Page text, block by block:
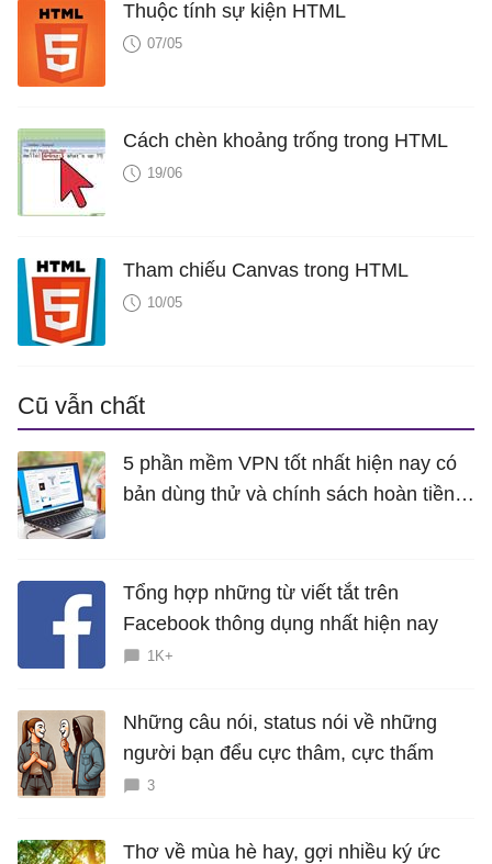
Thuộc tính sự kiện HTML
07/05
Cách chèn khoảng trống trong HTML
19/06
Tham chiếu Canvas trong HTML
10/05
Cũ vẫn chất
5 phần mềm VPN tốt nhất hiện nay có
bản dùng thử và chính sách hoàn tiền
Tổng hợp những từ viết tắt trên
Facebook thông dụng nhất hiện nay
1K+
Những câu nói, status nói về những
người bạn đểu cực thâm, cực thấm
3
Thơ về mùa hè hay, gợi nhiều ký ức